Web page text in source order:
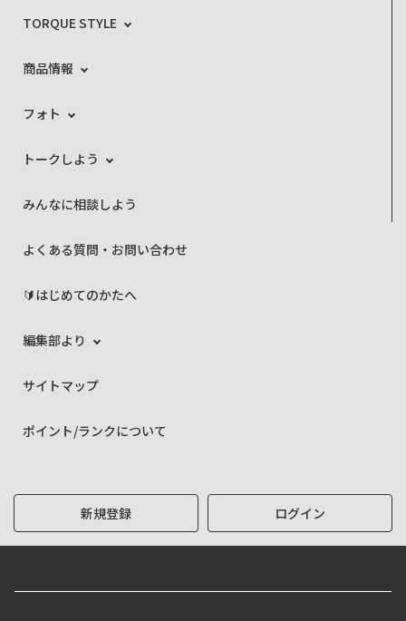
TORQUE STYLE
商品情報
フォト
トークしよう
みんなに相談しよう
よくある質問・お問い合わせ
🔰はじめてのかたへ
編集部より
サイトマップ
ポイント/ランクについて
新規登録 ログイン